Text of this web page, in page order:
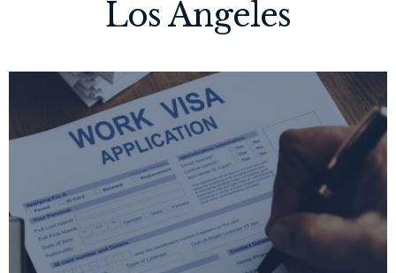
Los Ángeles